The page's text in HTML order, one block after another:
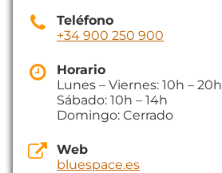
Teléfono
+34 900 250 900
Horario
Lunes – Viernes: 10h – 20h
Sábado: 10h – 14h
Domingo: Cerrado
Web
bluespace.es